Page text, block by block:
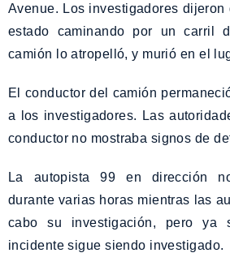
Avenue. Los investigadores dijeron
estado caminando por un carril
camión lo atropelló, y murió en el
El conductor del camión
a los investigadores. Las
conductor no mostraba signos de
La autopista 99 en dirección
durante varias horas mientras las
cabo su investigación, pero ya
incidente sigue siendo investigado.